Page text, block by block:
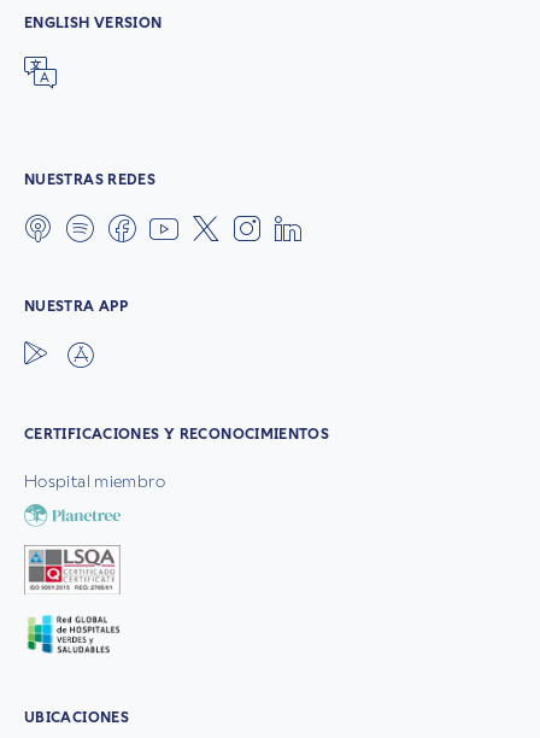
ENGLISH VERSION
NUESTRAS REDES
NUESTRA APP
CERTIFICACIONES Y RECONOCIMIENTOS
Hospital miembro
UBICACIONES